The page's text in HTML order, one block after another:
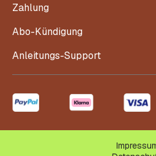
Zahlung
Abo-Kündigung
Anleitungs-Support